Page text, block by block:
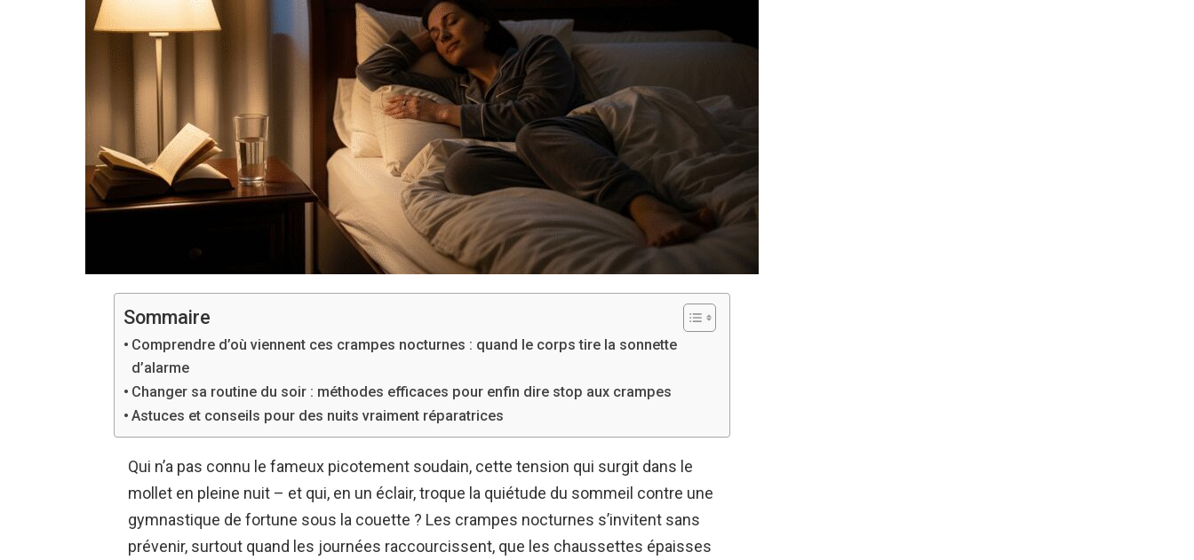
Sommaire
Comprendre d’où viennent ces crampes nocturnes : quand le corps tire la sonnette
d’alarme
Changer sa routine du soir : méthodes efficaces pour enfin dire stop aux crampes
Astuces et conseils pour des nuits vraiment réparatrices
Qui n’a pas connu le fameux picotement soudain, cette tension qui surgit dans le
mollet en pleine nuit – et qui, en un éclair, troque la quiétude du sommeil contre une
gymnastique de fortune sous la couette ? Les crampes nocturnes s’invitent sans
prévenir, surtout quand les journées raccourcissent, que les chaussettes épaisses